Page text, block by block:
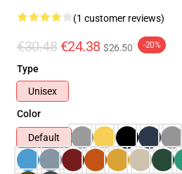
(1 customer reviews)
€30.48 €24.38 $26.50 -20%
Type
Unisex
Color
Default